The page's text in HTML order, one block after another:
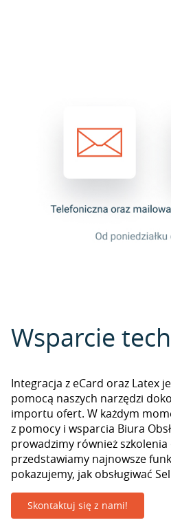
Wsparcie
Integracja z eCard oraz Latex
pomocą naszych narzędzi
importu ofert. W każdym
z pomocy i wsparcia Biura
prowadzimy również
przedstawiamy najnowsze
pokazujemy, jak obsługiwać
Skontaktuj się z nami!